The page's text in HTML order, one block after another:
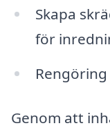
Skapa
för
Genom att